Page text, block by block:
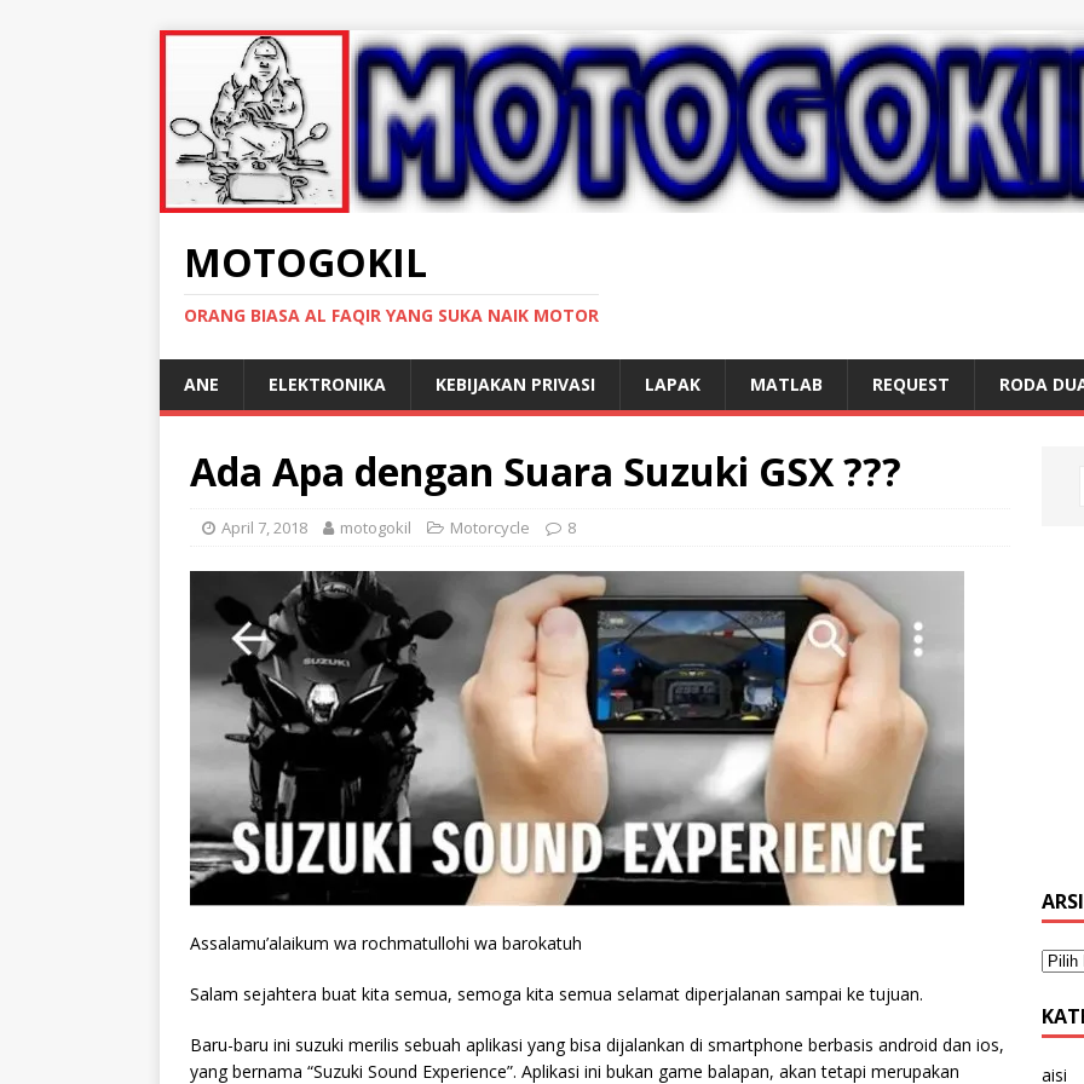
MOTOGOKIL
ORANG BIASA AL FAQIR YANG SUKA NAIK MOTOR
ANE ELEKTRONIKA KEBIJAKAN PRIVASI LAPAK MATLAB REQUEST RODA
Ada Apa dengan Suara Suzuki GSX ???
April 7, 2018 motogokil Motorcycle 8
Assalamu’alaikum wa rochmatullohi wa barokatuh
Salam sejahtera buat kita semua, semoga kita semua selamat diperjalanan sampai ke tujuan.
Baru-baru ini suzuki merilis sebuah aplikasi yang bisa dijalankan di smartphone berbasis android dan ios,
yang bernama “Suzuki Sound Experience”. Aplikasi ini bukan game balapan, akan tetapi merupakan
aisi